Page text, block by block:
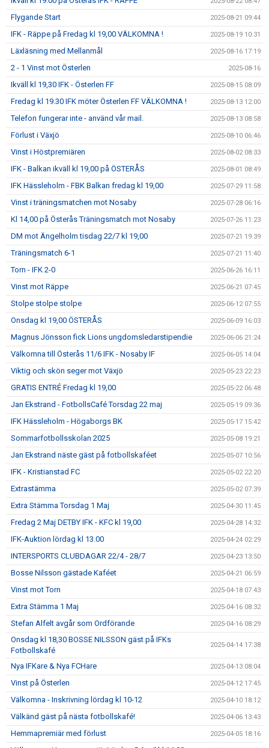
Flygande Start 2025-08-21 09:44
IFK - Räppe på Fredag kl 19,00 VÄLKOMNA ! 2025-08-19 10:31
Läxläsning med Mellanmål 2025-08-16 17:19
2 - 1 Vinst mot Österlen 2025-08-16
Ikväll kl 19,30 IFK - Österlen FF 2025-08-15 08:09
Fredag kl 19.30 IFK möter Österlen FF VÄLKOMNA ! 2025-08-13 12:00
Telefon fungerar inte - använd vår mail. 2025-08-13 08:58
Förlust i Växjö 2025-08-10 06:46
Vinst i Höstpremiären 2025-08-02 08:33
IFK - Balkan ikväll kl 19,00 på ÖSTERÅS 2025-08-01 08:49
IFK Hässleholm - FBK Balkan fredag kl 19,00 2025-07-29 11:58
Vinst i träningsmatchen mot Nosaby 2025-07-28 06:16
Kl 14,00 på Österås Träningsmatch mot Nosaby 2025-07-26 11:23
DM mot Ängelholm tisdag 22/7 kl 19,00 2025-07-21 19:39
Träningsmatch 6-1 2025-07-21 11:40
Torn - IFK 2-0 2025-06-26 16:11
Vinst mot Räppe 2025-06-21 07:45
Stolpe stolpe stolpe 2025-06-12 07:55
Onsdag kl 19,00 ÖSTERÅS 2025-06-09 16:03
Magnus Jönsson fick Lions ungdomsledarstipendie 2025-06-06 21:24
Välkomna till Österås 11/6 IFK - Nosaby IF 2025-06-05 14:04
Viktig och skön seger mot Växjö 2025-05-23 22:23
GRATIS ENTRÉ Fredag kl 19,00 2025-05-22 06:48
Jan Ekstrand - FotbollsCafé Torsdag 22 maj 2025-05-19 09:36
IFK Hässleholm - Högaborgs BK 2025-05-17 15:42
Sommarfotbollsskolan 2025 2025-05-08 19:21
Jan Ekstrand näste gäst på fotbollskaféet 2025-05-07 10:56
IFK - Kristianstad FC 2025-05-02 22:20
Extrastämma 2025-05-02 07:39
Extra Stämma Torsdag 1 Maj 2025-04-30 11:45
Fredag 2 Maj DETBY IFK - KFC kl 19,00 2025-04-28 14:32
IFK-Auktion lördag kl 13.00 2025-04-24 02:29
INTERSPORTS CLUBDAGAR 22/4 - 28/7 2025-04-23 13:50
Bosse Nilsson gästade Kaféet 2025-04-21 06:59
Vinst mot Torn 2025-04-18 07:43
Extra Stämma 1 Maj 2025-04-16 08:32
Stefan Alfelt avgår som Ordförande 2025-04-16 08:29
Onsdag kl 18,30 BOSSE NILSSON gäst på IFKs
Fotbollskafé
2025-04-14 17:38
Nya IFKare & Nya FCHare 2025-04-13 08:04
Vinst på Österlen 2025-04-12 17:45
Välkomna - Inskrivning lördag kl 10-12 2025-04-10 18:12
Välkänd gäst på nästa fotbollskafé! 2025-04-06 13:43
Hemmapremiär med förlust 2025-04-05 18:16